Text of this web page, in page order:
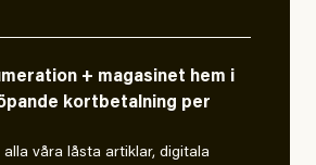
+ magasinet hem i
kortbetalning per
våra låsta artiklar, digitala